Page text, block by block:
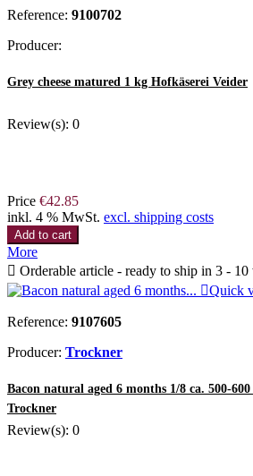
Reference: 9100702
Producer:
Grey cheese matured 1 kg Hofkäserei Veider
Review(s): 0
Price €42.85
inkl. 4 % MwSt. excl. shipping costs
Add to cart
More
 Orderable article - ready to ship in 3 -
Quick
Reference: 9107605
Producer: Trockner
Bacon natural aged 6 months 1/8 ca. 500-
Trockner
Review(s): 0